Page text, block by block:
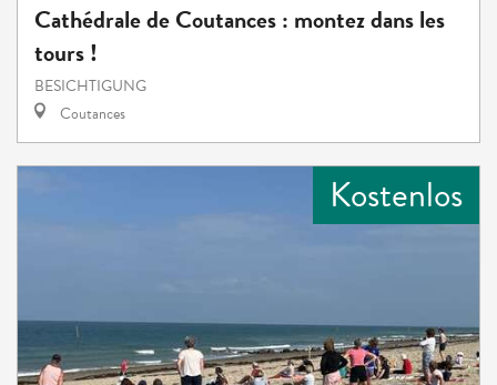
Cathédrale de Coutances : montez dans les
tours !
BESICHTIGUNG
Coutances
Kostenlos